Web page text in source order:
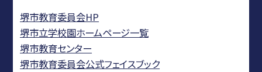
堺市教育委員会HP
堺市立学校園ホームページ一覧
堺市教育センター
堺市教育委員会公式フェイスブック